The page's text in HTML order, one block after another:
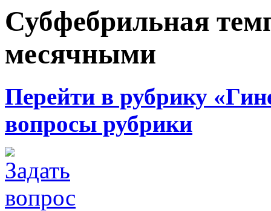
Субфебрильная
месячными
Перейти в рубрику
вопросы рубрики